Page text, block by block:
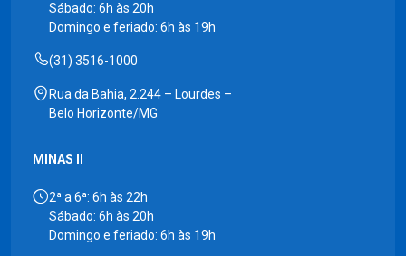
Sábado: 6h às 20h
Domingo e feriado: 6h às 19h
(31) 3516-1000
Rua da Bahia, 2.244 – Lourdes –
Belo Horizonte/MG
MINAS II
2ª a 6ª: 6h às 22h
Sábado: 6h às 20h
Domingo e feriado: 6h às 19h